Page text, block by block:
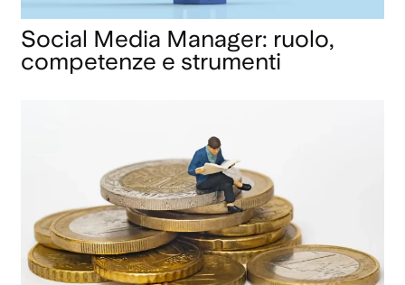
Social Media Manager: ruolo,
competenze e strumenti